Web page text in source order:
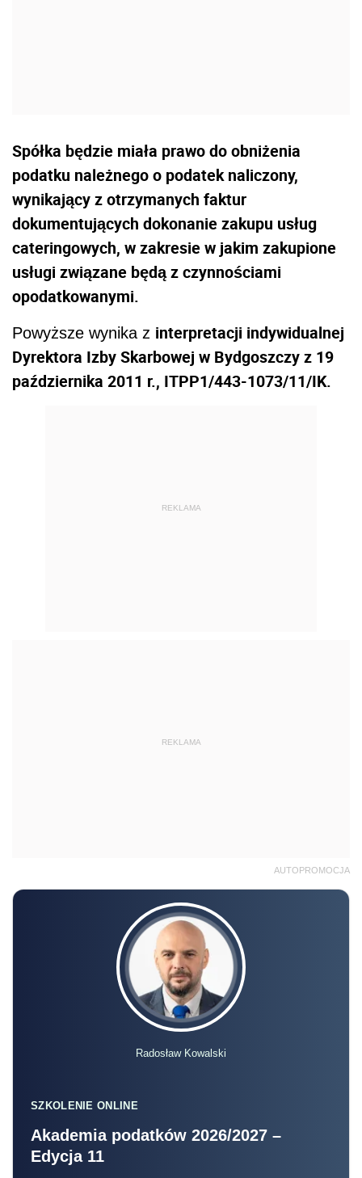
Spółka będzie miała prawo do obniżenia
podatku należnego o podatek naliczony,
wynikający z otrzymanych faktur
dokumentujących dokonanie zakupu usług
cateringowych, w zakresie w jakim zakupione
usługi związane będą z czynnościami
opodatkowanymi.
Powyższe wynika z interpretacji indywidualnej
Dyrektora Izby Skarbowej w Bydgoszczy z 19
października 2011 r., ITPP1/443-1073/11/IK.
REKLAMA
REKLAMA
AUTOPROMOCJA
Radosław Kowalski
SZKOLENIE ONLINE
Akademia podatków 2026/2027 –
Edycja 11